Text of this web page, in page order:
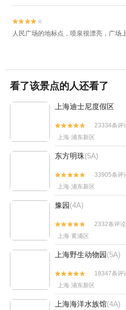


人民广场的地标点，喷泉很漂亮，广场
看了该景点的人还看了
上海迪士尼度假区


23334条评
上海·浦东新区
东方明珠(5A)


33905条评
上海·浦东新区
豫园(4A)


2332条评论
上海·黄浦区
上海野生动物园(5A)


18347条评
上海·浦东新区
上海海洋水族馆(4A)